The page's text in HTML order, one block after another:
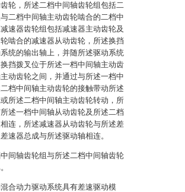
轮，所述二档中间轴齿轮组包括二
二档中间轴主动齿轮啮合的二档中
速器齿轮组包括减速器主动齿轮及
啮合的减速器从动齿轮，所述换挡
统的输出轴上，并随所述驱动系统
挡拨叉位于所述一档中间轴主动齿
动齿轮之间，并通过与所述一档中
档中间轴主动齿轮的接触带动所述
所述二档中间轴主动齿轮转动，所
述一档中间轴从动齿轮及所述二档
连，所述减速器从动齿轮与所述差
速器总成与所述驱动轴相连。
间轴齿轮组与所述二档中间轴齿轮
合动力驱动系统具有差速驱动模